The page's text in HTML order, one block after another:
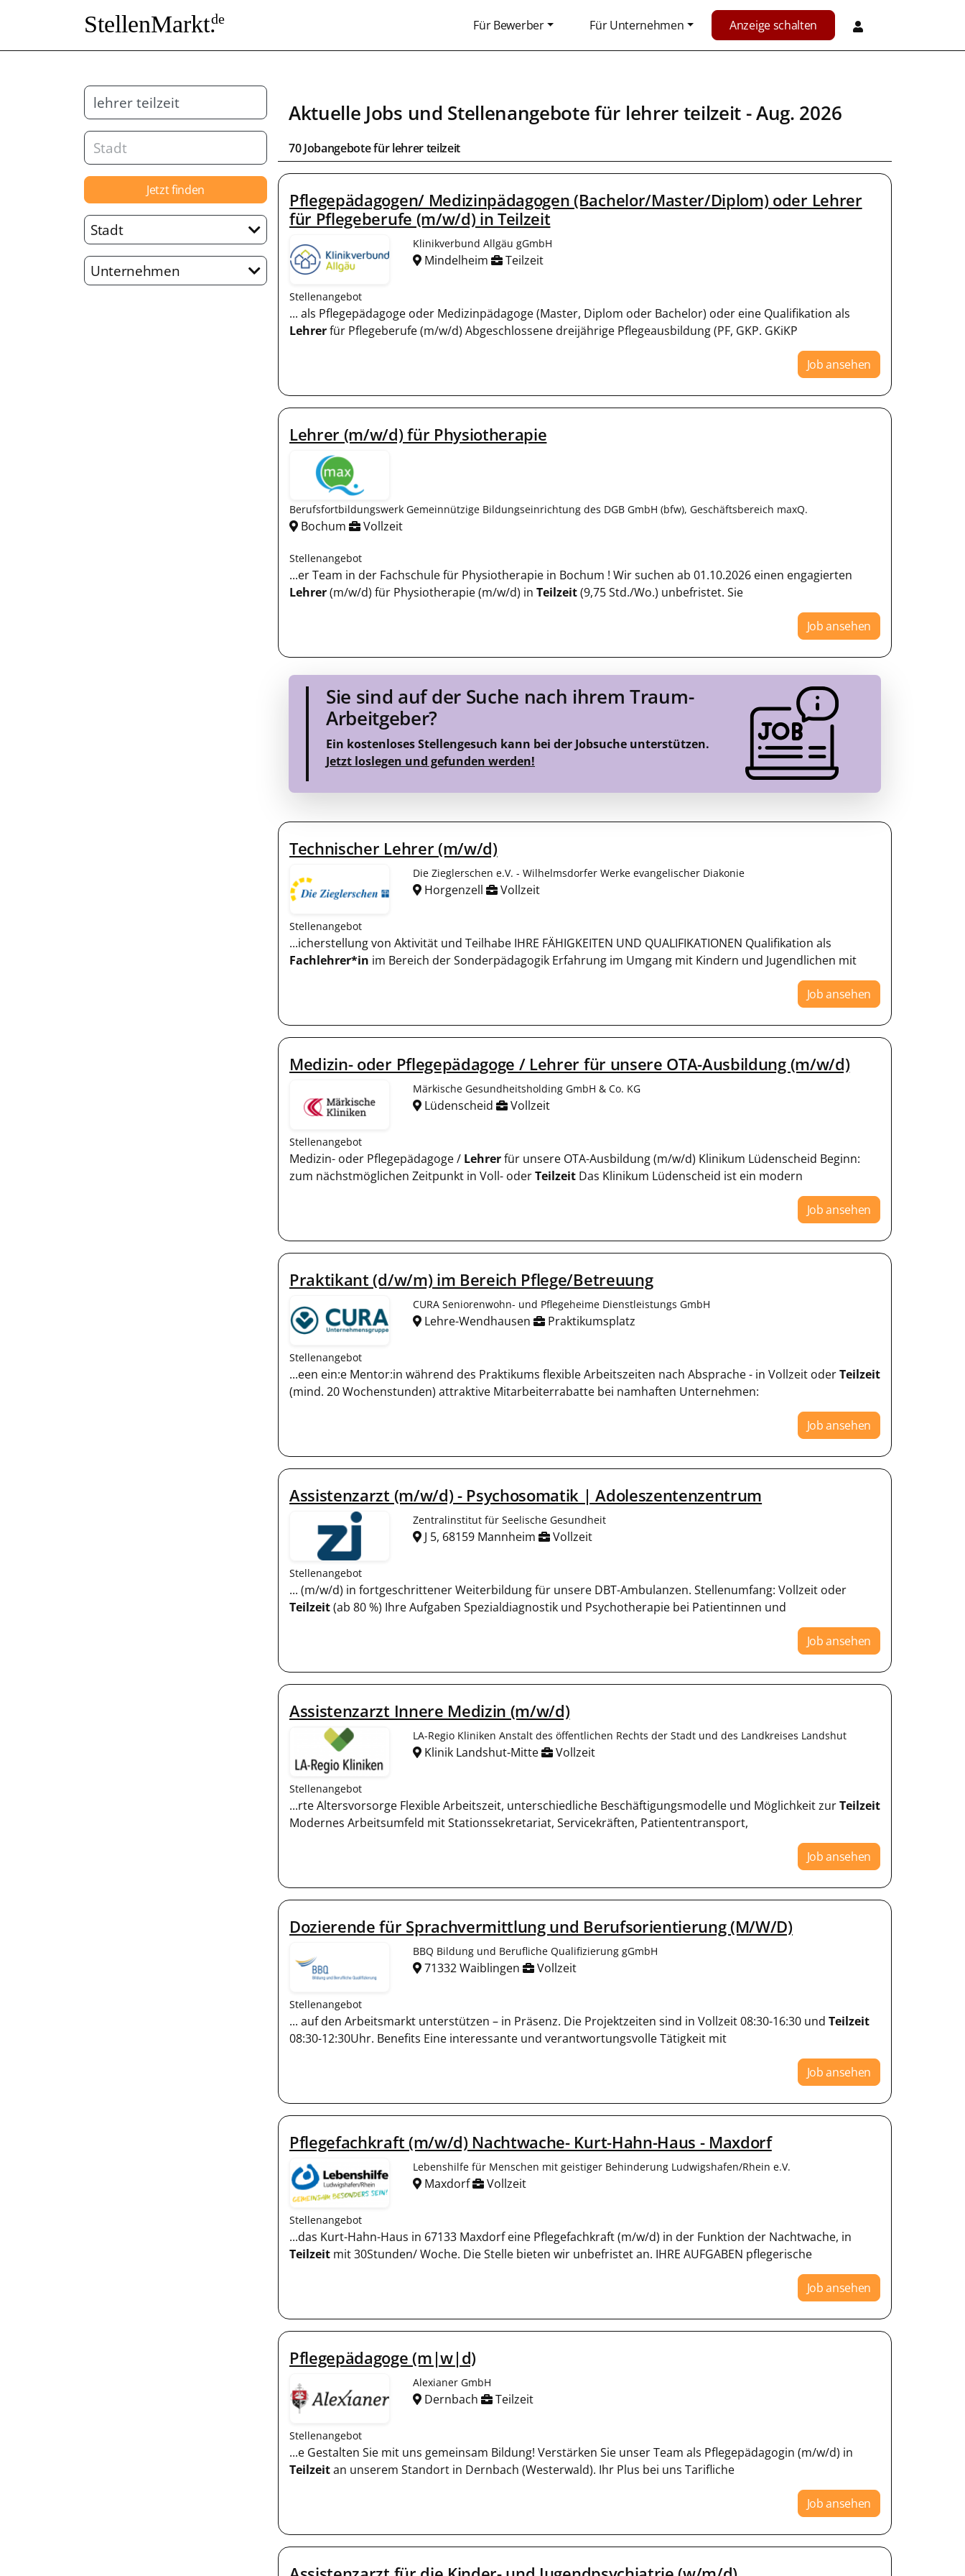
StellenMarkt.de Für Bewerber Für Unternehmen Anzeige schalten
Jetzt finden
Stadt
Unternehmen
Aktuelle Jobs und Stellenangebote für lehrer teilzeit - Aug. 2026
70 Jobangebote für lehrer teilzeit
Pflegepädagogen/ Medizinpädagogen (Bachelor/Master/Diplom) oder Lehrer
für Pflegeberufe (m/w/d) in Teilzeit
Klinikverbund Allgäu gGmbH
Mindelheim Teilzeit
Stellenangebot
... als Pflegepädagoge oder Medizinpädagoge (Master, Diplom oder Bachelor) oder eine Qualifikation als
Lehrerfür Pflegeberufe (m/w/d) Abgeschlossene dreijährige Pflegeausbildung (PF, GKP. GKiKP
Job ansehen
Lehrer (m/w/d) für Physiotherapie
Berufsfortbildungswerk Gemeinnützige Bildungseinrichtung des DGB GmbH (bfw), Geschäftsbereich maxQ.
Bochum Vollzeit
Stellenangebot
...er Team in der Fachschule für Physiotherapie in Bochum ! Wir suchen ab 01.10.2026 einen engagierten
Lehrer(m/w/d) für Physiotherapie (m/w/d) in Teilzeit(9,75 Std./Wo.) unbefristet. Sie
Job ansehen
Sie sind auf der Suche nach ihrem Traum-
Arbeitgeber?
Ein kostenloses Stellengesuch kann bei der Jobsuche unterstützen.
Jetzt loslegen und gefunden werden!
Technischer Lehrer (m/w/d)
Die Zieglerschen e.V. - Wilhelmsdorfer Werke evangelischer Diakonie
Horgenzell Vollzeit
Stellenangebot
...icherstellung von Aktivität und Teilhabe IHRE FÄHIGKEITEN UND QUALIFIKATIONEN Qualifikation als
Fachlehrer*in im Bereich der Sonderpädagogik Erfahrung im Umgang mit Kindern und Jugendlichen mit
Job ansehen
Medizin- oder Pflegepädagoge / Lehrer für unsere OTA-Ausbildung (m/w/d)
Märkische Gesundheitsholding GmbH & Co. KG
Lüdenscheid Vollzeit
Stellenangebot
Medizin- oder Pflegepädagoge / Lehrerfür unsere OTA-Ausbildung (m/w/d) Klinikum Lüdenscheid Beginn:
zum nächstmöglichen Zeitpunkt in Voll- oderTeilzeit Das Klinikum Lüdenscheid ist ein modern
Job ansehen
Praktikant (d/w/m) im Bereich Pflege/Betreuung
CURA Seniorenwohn- und Pflegeheime Dienstleistungs GmbH
Lehre-Wendhausen Praktikumsplatz
Stellenangebot
...een ein:e Mentor:in während des Praktikums flexible Arbeitszeiten nach Absprache - in Vollzeit oderTeilzeit
(mind. 20 Wochenstunden) attraktive Mitarbeiterrabatte bei namhaften Unternehmen:
Job ansehen
Assistenzarzt (m/w/d) - Psychosomatik | Adoleszentenzentrum
Zentralinstitut für Seelische Gesundheit
J 5, 68159 Mannheim Vollzeit
Stellenangebot
... (m/w/d) in fortgeschrittener Weiterbildung für unsere DBT-Ambulanzen. Stellenumfang: Vollzeit oder
Teilzeit(ab 80 %) Ihre Aufgaben Spezialdiagnostik und Psychotherapie bei Patientinnen und
Job ansehen
Assistenzarzt Innere Medizin (m/w/d)
LA-Regio Kliniken Anstalt des öffentlichen Rechts der Stadt und des Landkreises Landshut
Klinik Landshut-Mitte Vollzeit
Stellenangebot
...rte Altersvorsorge Flexible Arbeitszeit, unterschiedliche Beschäftigungsmodelle und Möglichkeit zurTeilzeit
Modernes Arbeitsumfeld mit Stationssekretariat, Servicekräften, Patiententransport,
Job ansehen
Dozierende für Sprachvermittlung und Berufsorientierung (M/W/D)
BBQ Bildung und Berufliche Qualifizierung gGmbH
71332 Waiblingen Vollzeit
Stellenangebot
... auf den Arbeitsmarkt unterstützen – in Präsenz. Die Projektzeiten sind in Vollzeit 08:30-16:30 und Teilzeit
08:30-12:30Uhr. Benefits Eine interessante und verantwortungsvolle Tätigkeit mit
Job ansehen
Pflegefachkraft (m/w/d) Nachtwache- Kurt-Hahn-Haus - Maxdorf
Lebenshilfe für Menschen mit geistiger Behinderung Ludwigshafen/Rhein e.V.
Maxdorf Vollzeit
Stellenangebot
...das Kurt-Hahn-Haus in 67133 Maxdorf eine Pflegefachkraft (m/w/d) in der Funktion der Nachtwache, in
Teilzeit mit 30Stunden/ Woche. Die Stelle bieten wir unbefristet an. IHRE AUFGABEN pflegerische
Job ansehen
Pflegepädagoge (m|w|d)
Alexianer GmbH
Dernbach Teilzeit
Stellenangebot
...e Gestalten Sie mit uns gemeinsam Bildung! Verstärken Sie unser Team als Pflegepädagogin (m/w/d) in
Teilzeitan unserem Standort in Dernbach (Westerwald). Ihr Plus bei uns Tarifliche
Job ansehen